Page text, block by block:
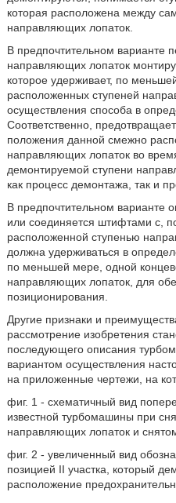
которая расположена между
направляющих лопаток.
В предпочтительном варианте
направляющих лопаток
которое удерживает, по
расположенных ступеней
осуществления способа в
Соответственно,
положения данной смежно
направляющих лопаток во
демонтируемой ступени
как процесс демонтажа, так и
В предпочтительном варианте
или соединяется штифтами с,
расположенной ступенью
должна удерживаться в
по меньшей мере, одной
направляющих лопаток, для
позиционирования.
Другие признаки и
рассмотрение изобретения
последующего описания
вариантом осуществления
на приложенные чертежи, на
фиг. 1 - схематичный вид
известной турбомашины при
направляющих лопаток и
фиг. 2 - увеличенный вид
позицией II участка, который
расположение